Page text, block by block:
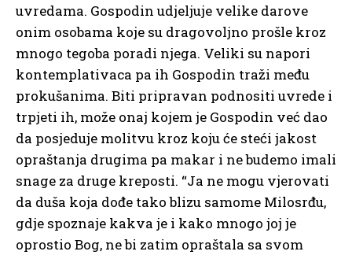
uvredama. Gospodin udjeljuje velike darove
onim osobama koje su dragovoljno prošle kroz
mnogo tegoba poradi njega. Veliki su napori
kontemplativaca pa ih Gospodin traži među
prokušanima. Biti pripravan podnositi uvrede i
trpjeti ih, može onaj kojem je Gospodin već dao
da posjeduje molitvu kroz koju će steći jakost
opraštanja drugima pa makar i ne budemo imali
snage za druge kreposti. “Ja ne mogu vjerovati
da duša koja dođe tako blizu samome Milosrđu,
gdje spoznaje kakva je i kako mnogo joj je
oprostio Bog, ne bi zatim opraštala sa svom